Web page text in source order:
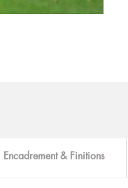
Encadrement & Finitions